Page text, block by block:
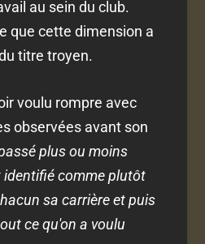
au sein du club.
que cette dimension a
titre troyen.
voulu rompre avec
observées avant son
plus ou moins
identifié comme plutôt
sa carrière et puis
ce qu'on a voulu